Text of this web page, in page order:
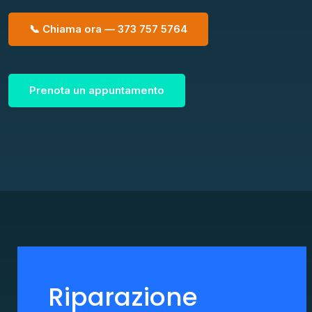
📞 Chiama ora — 373 757 5764
Prenota un appuntamento
Riparazione